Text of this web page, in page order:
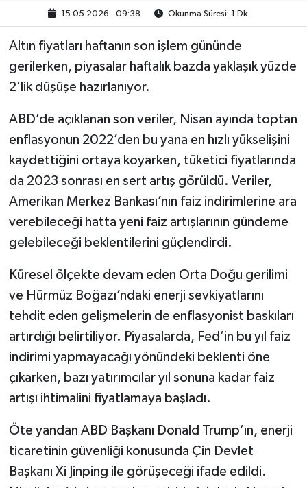
15.05.2026 - 09:38 Okunma Süresi: 1 Dk
Altın fiyatları haftanın son işlem gününde
gerilerken, piyasalar haftalık bazda yaklaşık yüzde
2’lik düşüşe hazırlanıyor.
ABD’de açıklanan son veriler, Nisan ayında toptan
enflasyonun 2022’den bu yana en hızlı yükselişini
kaydettiğini ortaya koyarken, tüketici fiyatlarında
da 2023 sonrası en sert artış görüldü. Veriler,
Amerikan Merkez Bankası’nın faiz indirimlerine ara
verebileceği hatta yeni faiz artışlarının gündeme
gelebileceği beklentilerini güçlendirdi.
Küresel ölçekte devam eden Orta Doğu gerilimi
ve Hürmüz Boğazı’ndaki enerji sevkiyatlarını
tehdit eden gelişmelerin de enflasyonist baskıları
artırdığı belirtiliyor. Piyasalarda, Fed’in bu yıl faiz
indirimi yapmayacağı yönündeki beklenti öne
çıkarken, bazı yatırımcılar yıl sonuna kadar faiz
artışı ihtimalini fiyatlamaya başladı.
Öte yandan ABD Başkanı Donald Trump’ın, enerji
ticaretinin güvenliği konusunda Çin Devlet
Başkanı Xi Jinping ile görüşeceği ifade edildi.